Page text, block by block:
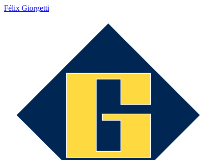
Félix Giorgetti